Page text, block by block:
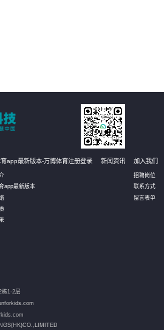
app最新版本-万博体育注册登录
app最新版本
新闻资讯 加入我们
招聘岗位
联系方式
留言表单
栋1-2层